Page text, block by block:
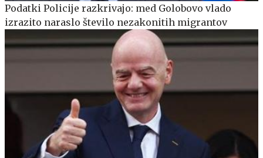
Podatki Policije razkrivajo: med Golobovo vlado
izrazito naraslo število nezakonitih migrantov